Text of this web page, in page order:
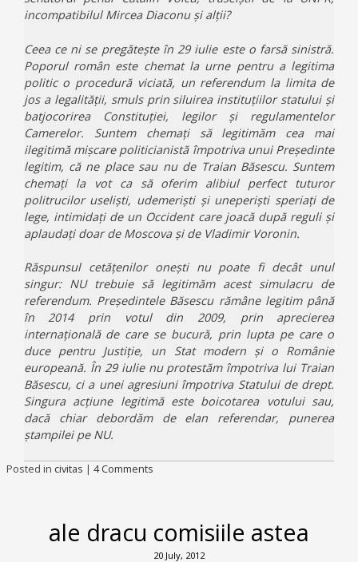
incompatibilul Mircea Diaconu și alții?
Ceea ce ni se pregătește în 29 iulie este o farsă sinistră.
Poporul român este chemat la urne pentru a legitima
politic o procedură viciată, un referendum la limita de
jos a legalității, smuls prin siluirea instituțiilor statului și
batjocorirea Constituției, legilor și regulamentelor
Camerelor. Suntem chemați să legitimăm cea mai
ilegitimă mișcare politicianistă împotriva unui Președinte
legitim, că ne place sau nu de Traian Băsescu. Suntem
chemați la vot ca să oferim alibiul perfect tuturor
politrucilor useliști, udemeriști și uneperiști speriați de
lege, intimidați de un Occident care joacă după reguli și
aplaudați doar de Moscova și de Vladimir Voronin.
Răspunsul cetățenilor onești nu poate fi decât unul
singur: NU trebuie să legitimăm acest simulacru de
referendum. Președintele Băsescu rămâne legitim până
în 2014 prin votul din 2009, prin aprecierea
internațională de care se bucură, prin lupta pe care o
duce pentru Justiție, un Stat modern și o Românie
europeană. În 29 iulie nu protestăm împotriva lui Traian
Băsescu, ci a unei agresiuni împotriva Statului de drept.
Singura acțiune legitimă este boicotarea votului sau,
dacă chiar debordăm de elan referendar, punerea
ștampilei pe NU.
Posted in civitas | 4 Comments
ale dracu comisiile astea
20 July, 2012